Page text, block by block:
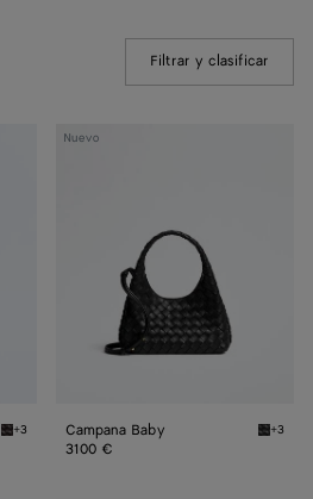
Filtrar y clasificar
Espresso Campana Baby
+3
Nuevo
Campana
Campana Baby Black
+3
3100 €